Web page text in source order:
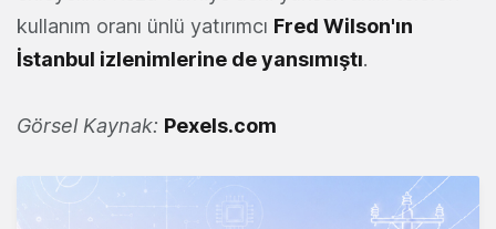
kullanım oranı ünlü yatırımcı Fred Wilson'ın
İstanbul izlenimlerine de yansımıştı.
Görsel Kaynak: Pexels.com